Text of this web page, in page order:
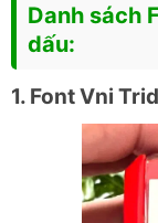
Danh sách
dấu:
1. Font Vni